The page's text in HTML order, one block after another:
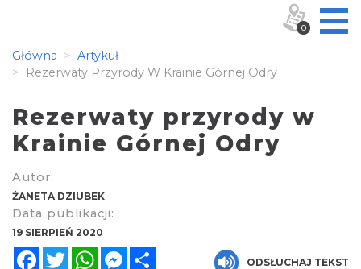
Główna
Artykuł
Rezerwaty Przyrody W Krainie Górnej Odry
Rezerwaty przyrody w
Krainie Górnej Odry
Autor:
ŻANETA DZIUBEK
Data publikacji:
19 SIERPIEŃ 2020
FacebookTwitterWhatsAppMessenger
ODSŁUCHAJ TEKST
0